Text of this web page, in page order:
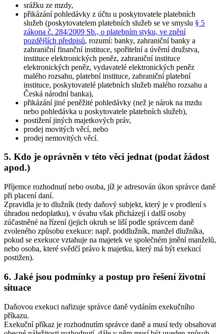
srážku ze mzdy,
přikázání pohledávky z účtu u poskytovatele platebních
služeb (poskytovatelem platebních služeb se ve smyslu § 5
zákona č. 284/2009 Sb., o platebním styku, ve znění
pozdějších předpisů, rozumí: banky, zahraniční banky a
zahraniční finanční instituce, spořitelní a úvěrní družstva,
instituce elektronických peněz, zahraniční instituce
elektronických peněz, vydavatelé elektronických peněz
malého rozsahu, platební instituce, zahraniční platební
instituce, poskytovatelé platebních služeb malého rozsahu a
Česká národní banka),
přikázání jiné peněžité pohledávky (než je nárok na mzdu
nebo pohledávka u poskytovatele platebních služeb),
postižení jiných majetkových práv,
prodej movitých věcí, nebo
prodej nemovitých věcí.
5. Kdo je oprávněn v této věci jednat (podat žádost
apod.)
Příjemce rozhodnutí nebo osoba, jíž je adresován úkon správce daně
při placení daní.
Zpravidla je to dlužník (tedy daňový subjekt, který je v prodlení s
úhradou nedoplatku), v úvahu však přicházejí i další osoby
zúčastněné na řízení (jejich okruh se liší podle správcem daně
zvoleného způsobu exekuce: např. poddlužník, manžel dlužníka,
pokud se exekuce vztahuje na majetek ve společném jmění manželů,
nebo osoba, které svědčí právo k majetku, který má být exekucí
postižen).
6. Jaké jsou podmínky a postup pro řešení životní
situace
Daňovou exekuci nařizuje správce daně vydáním exekučního
příkazu.
Exekuční příkaz je rozhodnutím správce daně a musí tedy obsahovat